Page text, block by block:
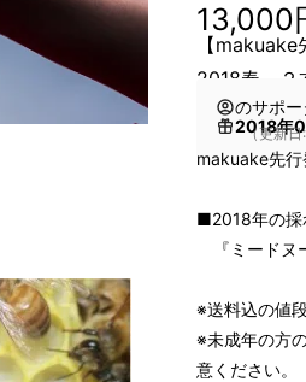
【
2018春 ２
13,000
のサポー
2018年
（更新
makuake先行
■2018年の採
『ミードヌ
※送料込の値
※未成年の方
意ください。